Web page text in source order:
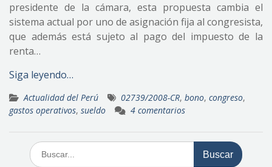
presidente de la cámara, esta propuesta cambia el
sistema actual por uno de asignación fija al congresista,
que además está sujeto al pago del impuesto de la
renta…
Siga leyendo…
Actualidad del Perú 02739/2008-CR, bono, congreso,
gastos operativos, sueldo 4 comentarios
Buscar: